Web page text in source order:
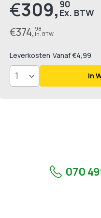
Prijs
€309, 90
€374, 98
Leverkosten Vanaf €4,99
In
070